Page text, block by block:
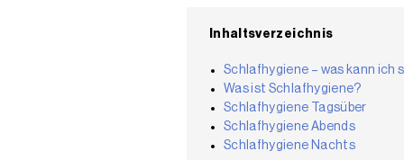
Inhaltsverzeichnis
Schlafhygiene – was kann ich
Was ist Schlafhygiene?
Schlafhygiene Tagsüber
Schlafhygiene Abends
Schlafhygiene Nachts